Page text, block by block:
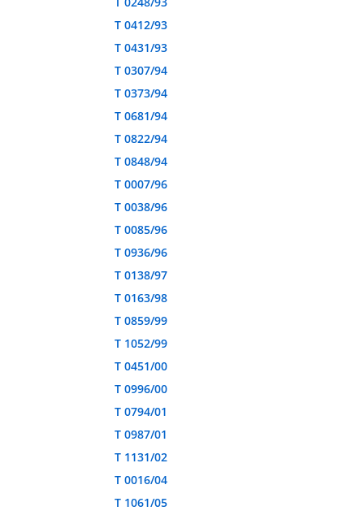
T 0412/93
T 0431/93
T 0307/94
T 0373/94
T 0681/94
T 0822/94
T 0848/94
T 0007/96
T 0038/96
T 0085/96
T 0936/96
T 0138/97
T 0163/98
T 0859/99
T 1052/99
T 0451/00
T 0996/00
T 0794/01
T 0987/01
T 1131/02
T 0016/04
T 1061/05